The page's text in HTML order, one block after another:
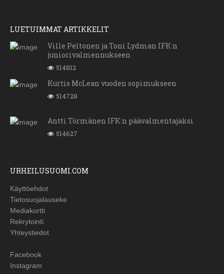
LUETUIMMAT ARTIKKELIT
Ville Peltonen ja Toni Lydman IFK:n
juniorivalmennukseen
514812
Kurtis McLean vuoden sopimukseen
514728
Antti Törmänen IFK:n päävalmentajaksi
514627
URHEILUSUOMI.COM
Käyttöehdot
Tietosuojalauseke
Mediakortti
Rekrytointi
Yhteystiedot
Facebook
Instagram